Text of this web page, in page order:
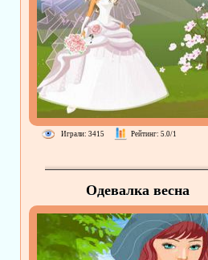
Играли: 3415 Рейтинг: 5.0/1
Одевалка весна